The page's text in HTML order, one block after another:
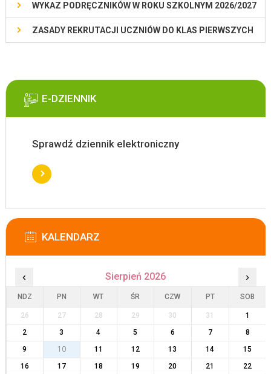
WYKAZ PODRĘCZNIKÓW W ROKU SZKOLNYM 2026/2027
ZASADY REKRUTACJI UCZNIÓW DO KLAS PIERWSZYCH
E-DZIENNIK
Sprawdź dziennik elektroniczny
KALENDARZ
‹ Sierpień 2026 ›
NDZ PN WT ŚR CZW PT SOB
26 27 28 29 30 31
1
2
3 4 5 6 7
8
9
10 11 12 13 14
15
16
17 18 19 20 21
22